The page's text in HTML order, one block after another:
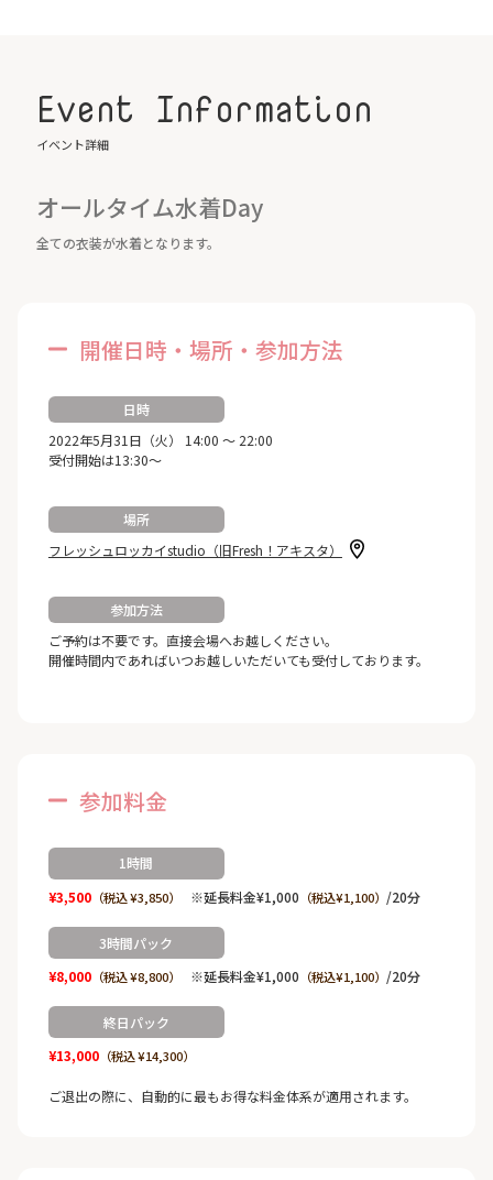
Event Information
イベント詳細
オールタイム水着Day
全ての衣装が水着となります。
開催日時・場所・参加方法
日時
2022年5月31日（火） 14:00 ～ 22:00
受付開始は13:30～
場所
フレッシュロッカイstudio（旧Fresh！アキスタ）
参加方法
ご予約は不要です。直接会場へお越しください。
開催時間内であればいつお越しいただいても受付しております。
参加料金
1時間
¥3,500（税込 ¥3,850） ※延長料金¥1,000 （税込¥1,100） /20分
3時間パック
¥8,000（税込 ¥8,800） ※延長料金¥1,000 （税込¥1,100） /20分
終日パック
¥13,000（税込 ¥14,300）
ご退出の際に、自動的に最もお得な料金体系が適用されます。